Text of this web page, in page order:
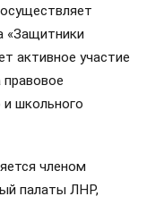
«Защитники
активное участие
правовое
школьного
членом
палаты ЛНР,